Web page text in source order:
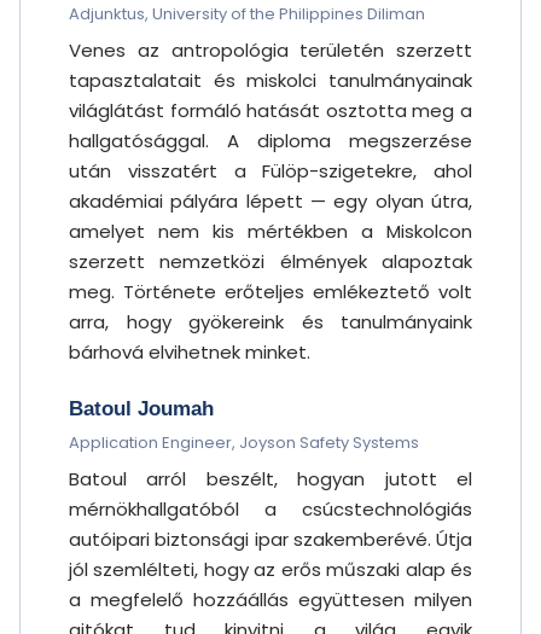
Adjunktus, University of the Philippines Diliman
Venes az antropológia területén szerzett
tapasztalatait és miskolci tanulmányainak
világlátást formáló hatását osztotta meg a
hallgatósággal. A diploma megszerzése
után visszatért a Fülöp-szigetekre, ahol
akadémiai pályára lépett — egy olyan útra,
amelyet nem kis mértékben a Miskolcon
szerzett nemzetközi élmények alapoztak
meg. Története erőteljes emlékeztető volt
arra, hogy gyökereink és tanulmányaink
bárhová elvihetnek minket.
Batoul Joumah
Application Engineer, Joyson Safety Systems
Batoul arról beszélt, hogyan jutott el
mérnökhallgatóból a csúcstechnológiás
autóipari biztonsági ipar szakemberévé. Útja
jól szemlélteti, hogy az erős műszaki alap és
a megfelelő hozzáállás együttesen milyen